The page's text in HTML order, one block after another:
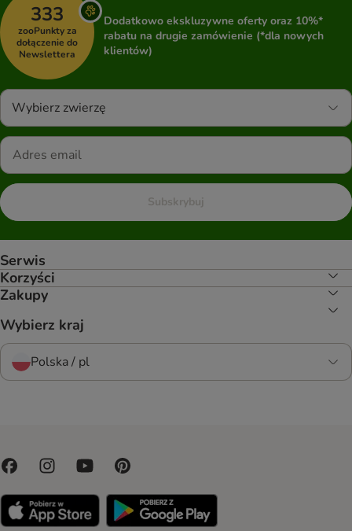
333
zooPunkty za
dołączenie do
Newslettera
Dodatkowo ekskluzywne oferty oraz 10%*
rabatu na drugie zamówienie (*dla nowych
klientów)
Wybierz zwierzę
Subskrybuj
Serwis
Korzyści
Zakupy
Wybierz kraj
Polska / pl